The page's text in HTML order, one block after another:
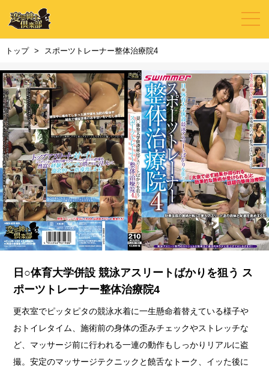
トップ スポーツトレーナー整体治療院4
日○体育大学併設 競泳アスリートばかりを狙う ス
ポーツトレーナー整体治療院4
更衣室でピッタピタの競泳水着に一生懸命着替えている様子や
おトイレタイム、施術前の身体の歪みチェックやストレッチな
ど、マッサージ前に行われる一連の動作もしっかりリアルに盗
撮。安定のマッサージテクニックと饒舌なトーク、イッた後に